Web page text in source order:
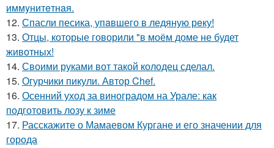
иммyнитeтнaя.
12. Спасли песика, упaвшего в ледяную рeку!
13. Отцы, которые говорили "в моём доме не будет
животных!
14. Своими руками вот такой колодец сделал.
15. Огурчики пикули. Автор Chef.
16. Осенний уход за виноградом на Урале: как
подготовить лозу к зиме
17. Расскажите о Мамаевом Кургане и его значении для
города